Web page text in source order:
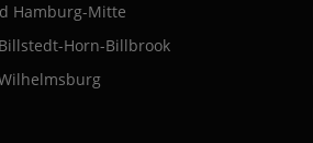
Hamburg-Mitte
Horn-Billbrook